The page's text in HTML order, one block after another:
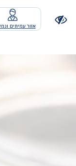
אזור עמיתים